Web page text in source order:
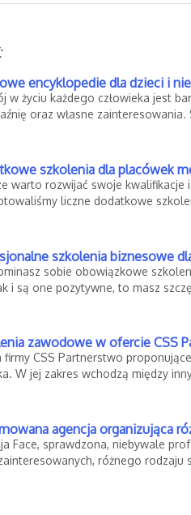
encyklopedie dla dzieci i
w życiu każdego człowieka jest
oraz własne
szkolenia dla placówek
warto rozwijać swoje
liczne dodatkowe
szkolenia biznesowe
sobie obowiązkowe
i są one pozytywne, to masz
zawodowe w ofercie CSS
firmy CSS Partnerstwo
W jej zakres wchodzą między
agencja organizująca
Face, sprawdzona, niebywale
różnego rodzaju